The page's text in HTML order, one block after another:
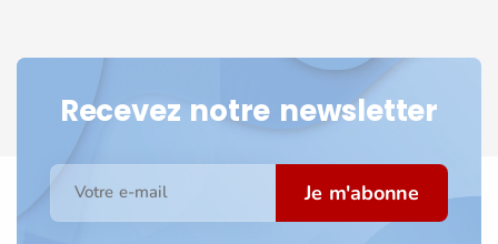
Recevez notre newsletter
Votre e-mail Je m'abonne